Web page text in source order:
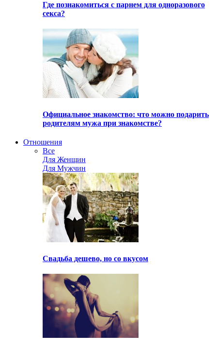
Где познакомиться с парнем для одноразового
секса?
Официальное знакомство: что можно подарить
родителям мужа при знакомстве?
Отношения
Все
Для Женщин
Для Мужчин
Свадьба дешево, но со вкусом